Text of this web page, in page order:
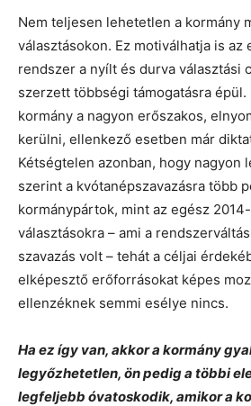
Nem teljesen lehetetlen a kormány
választásokon. Ez motiválhatja is az
rendszer a nyílt és durva választási
szerzett többségi támogatásra
kormány a nagyon erőszakos,
kerülni, ellenkező esetben már
Kétségtelen azonban, hogy nagyon
szerint a kvótanépszavazásra több
kormánypártok, mint az egész
választásokra – ami a
szavazás volt – tehát a céljai
elképesztő erőforrásokat képes
ellenzéknek semmi esélye nincs.
Ha ez így van, akkor a kormány
legyőzhetetlen, ön pedig a többi
legfeljebb óvatoskodik, amikor a